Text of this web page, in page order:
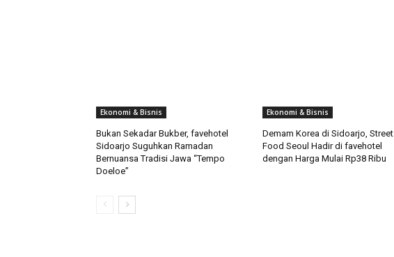
Ekonomi & Bisnis
Bukan Sekadar Bukber, favehotel
Sidoarjo Suguhkan Ramadan
Bernuansa Tradisi Jawa “Tempo
Doeloe”
Ekonomi & Bisnis
Demam Korea di Sidoarjo, Street
Food Seoul Hadir di favehotel
dengan Harga Mulai Rp38 Ribu